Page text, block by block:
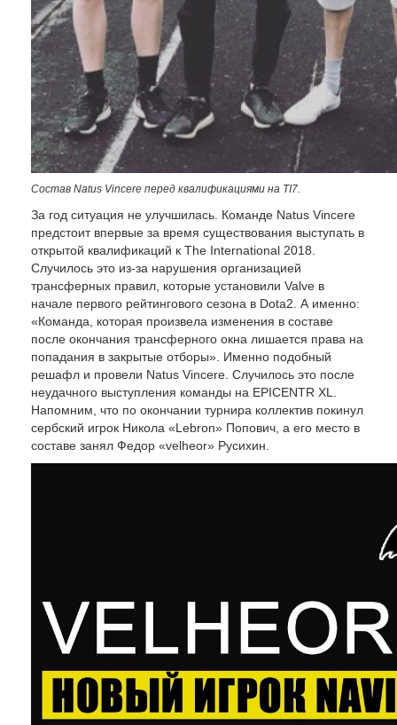
Состав Natus Vincere перед квалификациями на TI7.
За год ситуация не улучшилась. Команде Natus Vincere
предстоит впервые за время существования выступать в
открытой квалификаций к The International 2018.
Случилось это из-за нарушения организацией
трансферных правил, которые установили Valve в
начале первого рейтингового сезона в Dota2. А именно:
«Команда, которая произвела изменения в составе
после окончания трансферного окна лишается права на
попадания в закрытые отборы». Именно подобный
решафл и провели Natus Vincere. Случилось это после
неудачного выступления команды на EPICENTR XL.
Напомним, что по окончании турнира коллектив покинул
сербский игрок Никола «Lebron» Попович, а его место в
составе занял Федор «velheor» Русихин.